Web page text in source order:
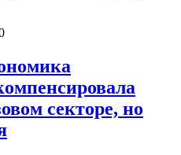
секторе, но